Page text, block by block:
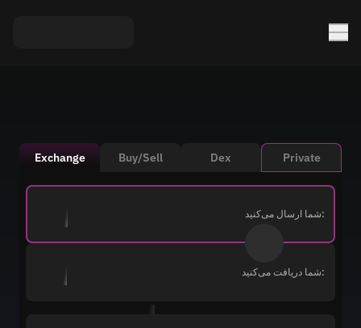
Exchange Buy/Sell Dex Private
شما ارسال می‌کنید:
شما دریافت می‌کنید: